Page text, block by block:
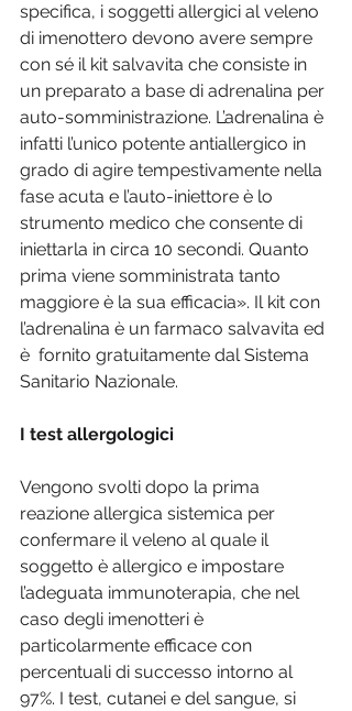
specifica, i soggetti allergici al veleno
di imenottero devono avere sempre
con sé il kit salvavita che consiste in
un preparato a base di adrenalina per
auto-somministrazione. L’adrenalina è
infatti l’unico potente antiallergico in
grado di agire tempestivamente nella
fase acuta e l’auto-iniettore è lo
strumento medico che consente di
iniettarla in circa 10 secondi. Quanto
prima viene somministrata tanto
maggiore è la sua efficacia». Il kit con
l’adrenalina è un farmaco salvavita ed
è  fornito gratuitamente dal Sistema
Sanitario Nazionale.
I test allergologici
Vengono svolti dopo la prima
reazione allergica sistemica per
confermare il veleno al quale il
soggetto è allergico e impostare
l’adeguata immunoterapia, che nel
caso degli imenotteri è
particolarmente efficace con
percentuali di successo intorno al
97%. I test, cutanei e del sangue, si